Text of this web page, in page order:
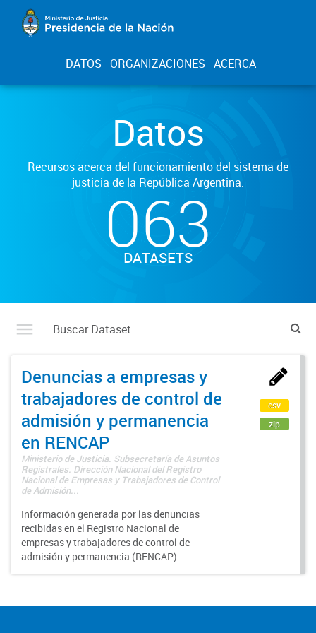
DATOS ORGANIZACIONES ACERCA
Datos
Recursos acerca del funcionamiento del sistema de
justicia de la República Argentina.
063
DATASETS
Denuncias a empresas y
trabajadores de control de
admisión y permanencia
en RENCAP
Ministerio de Justicia. Subsecretaría de Asuntos
Registrales. Dirección Nacional del Registro
Nacional de Empresas y Trabajadores de Control
de Admisión...
Información generada por las denuncias
recibidas en el Registro Nacional de
empresas y trabajadores de control de
admisión y permanencia (RENCAP).
csv
zip